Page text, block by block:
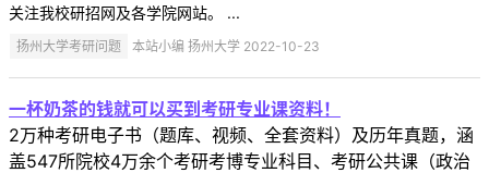
关注我校研招网及各学院网站。 ...
扬州大学考研问题 本站小编 扬州大学 2022-10-23
一杯奶茶的钱就可以买到考研专业课资料！
2万种考研电子书（题库、视频、全套资料）及历年真题，涵
盖547所院校4万余个考研考博专业科目、考研公共课（政治